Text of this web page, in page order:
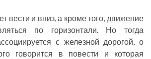
вести и вниз, а кроме того, движение
по горизонтали. Но тогда
с железной дорогой, о
говорится в повести и которая